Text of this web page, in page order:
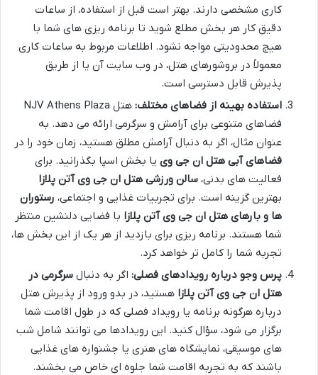
کاری مشخصی دارند. بهتر است قبل از استفاده، از ساعات
دقیق کار هر بخش مطلع شوید تا برنامه ریزی های شما با
هیچ محدودیتی مواجه نشود. اطلاعات مربوط به ساعات کاری
معمولاً در بروشورهای هتل، در وب سایت آن یا از طریق
پذیرش قابل دسترسی است.
استفاده بهینه از فضاهای مختلف:
هتل NJV Athens Plaza
فضاهای متنوعی برای آرامش و سرگرمی ارائه می دهد. به
عنوان مثال، اگر به دنبال آرامش مطلق هستید، زمان خود را در
فضاهای آبی هتل ان جی وی یا بخش اسپا بگذرانید. برای
فعالیت های بدنی، سالن ورزشی هتل ان جی وی آتن پلازا
بهترین گزینه است. برای تجربیات غذایی و اجتماعی، رستوران
ها و بارهای هتل ان جی وی آتن پلازا با فضایی دلنشین منتظر
شما هستند. برنامه ریزی برای بازدید از هر یک از این بخش ها،
تجربه شما را کامل تر خواهد کرد.
پرس وجو درباره رویدادهای فصلی: اگر به دنبال سرگرمی در
هتل ان جی وی آتن پلازا هستید، در بدو ورود از پذیرش هتل
درباره هرگونه برنامه یا رویداد فصلی که در طول اقامت شما
برگزار می شود، سؤال کنید. این رویدادها می توانند شامل شب
های موسیقی، نمایشگاه های هنری یا جشنواره های غذایی
باشند که به تجربه اقامت شما جلوه ای خاص می بخشند.